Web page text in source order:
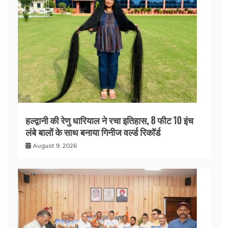
हल्द्वानी की रेणु धारियाल ने रचा इतिहास, 8 फीट 10 इंच
लंबे बालों के साथ बनाया गिनीज वर्ल्ड रिकॉर्ड
August 9, 2026